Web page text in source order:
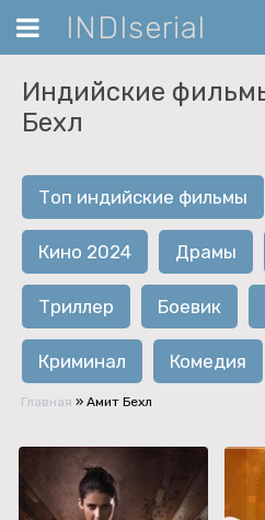
INDIserial
Индийские
Бехл
Топ индийские фильмы
Кино 2024 Драмы
Триллер Боевик
Криминал Комедия
Главная » Амит Бехл